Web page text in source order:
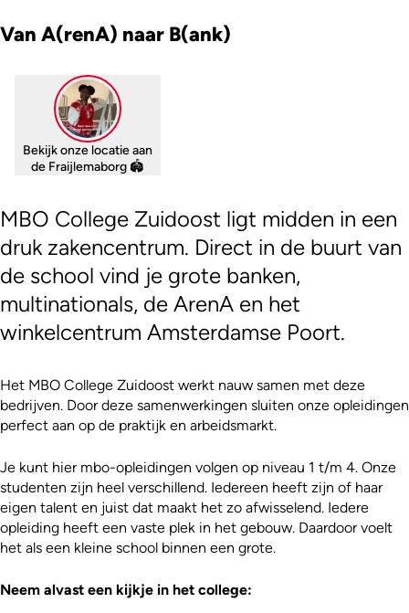
Van A(renA) naar B(ank)
Bekijk onze locatie aan
de Fraijlemaborg 🏟
MBO College Zuidoost ligt midden in een
druk zakencentrum. Direct in de buurt van
de school vind je grote banken,
multinationals, de ArenA en het
winkelcentrum Amsterdamse Poort.
Het MBO College Zuidoost werkt nauw samen met deze
bedrijven. Door deze samenwerkingen sluiten onze opleidingen
perfect aan op de praktijk en arbeidsmarkt.
Je kunt hier mbo-opleidingen volgen op niveau 1 t/m 4. Onze
studenten zijn heel verschillend. Iedereen heeft zijn of haar
eigen talent en juist dat maakt het zo afwisselend. Iedere
opleiding heeft een vaste plek in het gebouw. Daardoor voelt
het als een kleine school binnen een grote.
Neem alvast een kijkje in het college: